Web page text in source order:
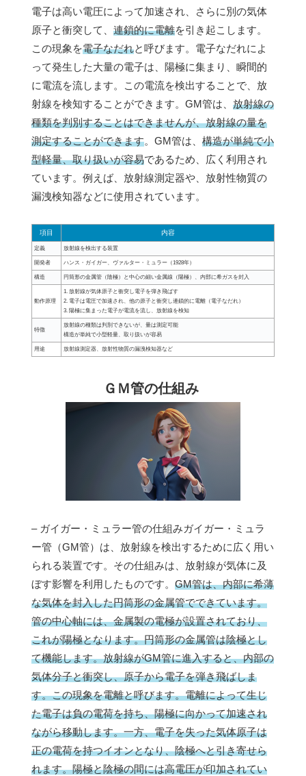
電子は高い電圧によって加速され、さらに別の気体
原子と衝突して、 連鎖的に電離を引き起こします。
この現象を電子なだれと呼びます。電子なだれによ
って発生した大量の電子は、陽極に集まり、瞬間的
に電流を流します。この電流を検出することで、放
射線を検知することができます。GM管は、 放射線の
種類を判別することはできませんが、放射線の量を
測定することができます。GM管は、 構造が単純で小
型軽量、取り扱いが容易であるため、広く利用され
ています。例えば、放射線測定器や、放射性物質の
漏洩検知器などに使用されています。
項目 内容
定義 放射線を検出する装置
開発者 ハンス・ガイガー、ヴァルター・ミュラー（1928年）
構造 円筒形の金属管（陰極）と中心の細い金属線（陽極）、内部に希ガスを封入
動作原理
1. 放射線が気体原子と衝突し電子を弾き飛ばす
2. 電子は電圧で加速され、他の原子と衝突し連鎖的に電離（電子なだれ）
3. 陽極に集まった電子が電流を流し、放射線を検知
特徴
放射線の種類は判別できないが、量は測定可能
構造が単純で小型軽量、取り扱いが容易
用途 放射線測定器、放射性物質の漏洩検知器など
ＧＭ管の仕組み
– ガイガー・ミュラー管の仕組みガイガー・ミュラ
ー管（GM管）は、放射線を検出するために広く用い
られる装置です。その仕組みは、放射線が気体に及
ぼす影響を利用したものです。 GM管は、内部に希薄
な気体を封入した円筒形の金属管でできています。
管の中心軸には、金属製の電極が設置されており、
これが陽極となります。円筒形の金属管は陰極とし
て機能します。放射線がGM管に進入すると、内部の
気体分子と衝突し、原子から電子を弾き飛ばしま
す。この現象を電離と呼びます。電離によって生じ
た電子は負の電荷を持ち、陽極に向かって加速され
ながら移動します。一方、電子を失った気体原子は
正の電荷を持つイオンとなり、陰極へと引き寄せら
れます。陽極と陰極の間には高電圧が印加されてい